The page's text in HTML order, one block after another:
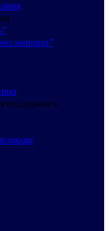
женщин”
поддержка и
помощи